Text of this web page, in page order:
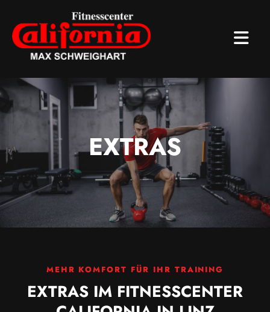
EXTRAS
MEHR KOMFORT FÜR IHR TRAINING
EXTRAS IM FITNESSCENTER